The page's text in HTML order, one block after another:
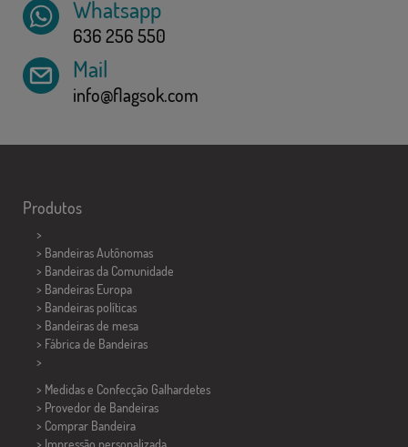
Whatsapp
636 256 550
Mail
info@flagsok.com
Produtos
>
> Bandeiras Autônomas
> Bandeiras da Comunidade
> Bandeiras Europa
> Bandeiras políticas
> Bandeiras de mesa
> Fábrica de Bandeiras
>
> Medidas e Confecção Galhardetes
> Provedor de Bandeiras
> Comprar Bandeira